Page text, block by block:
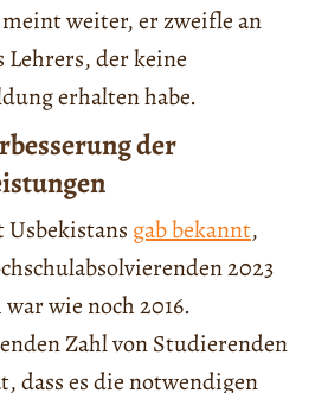
weiter, er zweifle an
Lehrers, der keine
erhalten habe.
der
Usbekistans gab bekannt,
2023
wie noch 2016.
Zahl von Studierenden
dass es die notwendigen